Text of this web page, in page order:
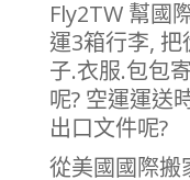
Fly2TW 幫國
運3箱行李,
子.衣服.包包
呢? 空運運送
出口文件呢?
從美國國際搬